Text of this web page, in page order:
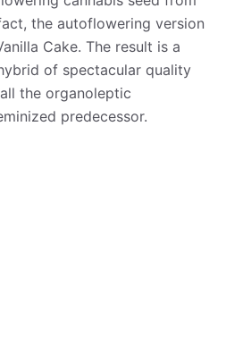
the autoflowering version
Cake. The result is a
of spectacular quality
the organoleptic
predecessor.